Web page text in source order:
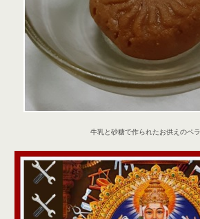
牛乳と砂糖で作られたお供えのペ